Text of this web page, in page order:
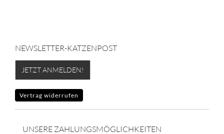
NEWSLETTER-KATZENPOST
JETZT ANMELDEN!
Vertrag widerrufen
UNSERE ZAHLUNGSMÖGLICHKEITEN